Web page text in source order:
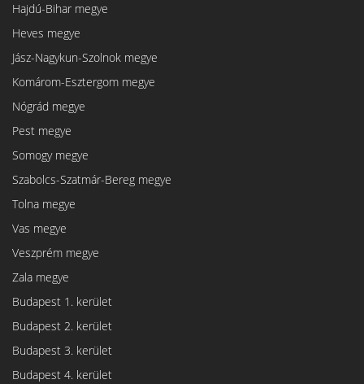
Hajdú-Bihar megye
Heves megye
Jász-Nagykun-Szolnok megye
Komárom-Esztergom megye
Nógrád megye
Pest megye
Somogy megye
Szabolcs-Szatmár-Bereg megye
Tolna megye
Vas megye
Veszprém megye
Zala megye
Budapest 1. kerület
Budapest 2. kerület
Budapest 3. kerület
Budapest 4. kerület